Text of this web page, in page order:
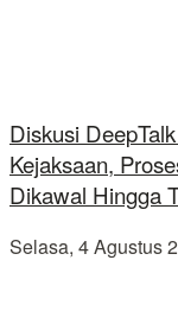
Diskusi
Kejaksaan,
Dikawal Hingga
Selasa, 4 Agustus